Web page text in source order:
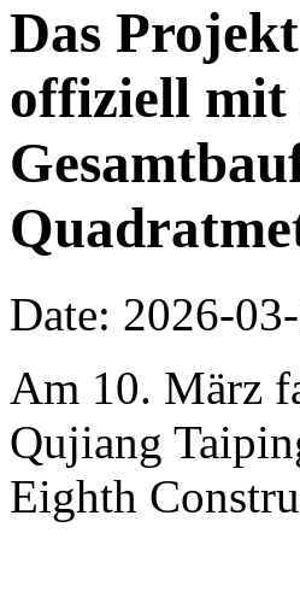
Das
offiziell mit
Date: 2026-
Am 10. März
Qujiang
Eighth